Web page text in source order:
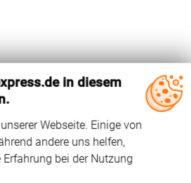
MK06 von Velux hat die
x 995 mm. Das Dachfenster wird
Falzwinkel beträgt 96°
in diesem
Webseite. Einige von
andere uns helfen,
Erfahrung bei der Nutzung